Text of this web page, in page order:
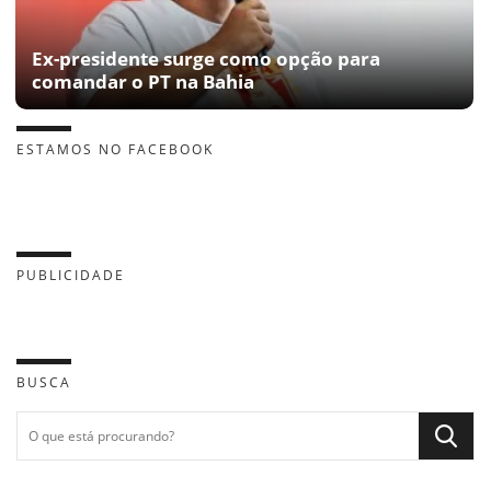
Ex-presidente surge como opção para
comandar o PT na Bahia
ESTAMOS NO FACEBOOK
PUBLICIDADE
BUSCA